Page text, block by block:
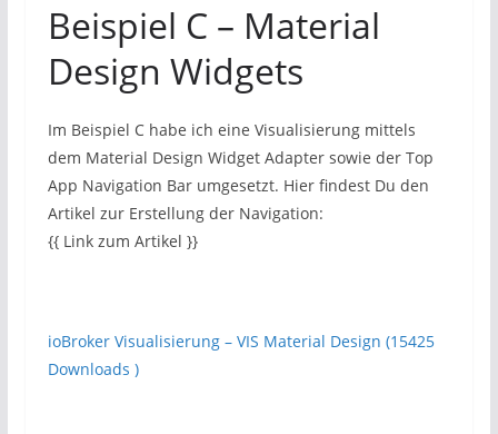
Beispiel C – Material
Design Widgets
Im Beispiel C habe ich eine Visualisierung mittels
dem Material Design Widget Adapter sowie der Top
App Navigation Bar umgesetzt. Hier findest Du den
Artikel zur Erstellung der Navigation:
{{ Link zum Artikel }}
ioBroker Visualisierung – VIS Material Design (15425
Downloads )